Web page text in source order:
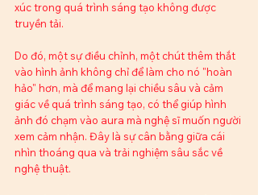
xúc trong quá trình sáng tạo không được
truyền tải.
Do đó, một sự điều chỉnh, một chút thêm thắt
vào hình ảnh không chỉ để làm cho nó "hoàn
hảo" hơn, mà để mang lại chiều sâu và cảm
giác về quá trình sáng tạo, có thể giúp hình
ảnh đó chạm vào aura mà nghệ sĩ muốn người
xem cảm nhận. Đây là sự cân bằng giữa cái
nhìn thoáng qua và trải nghiệm sâu sắc về
nghệ thuật.